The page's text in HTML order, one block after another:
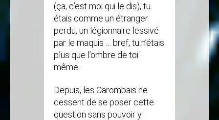
(ça, c’est moi qui le dis), tu
étais comme un étranger
perdu, un légionnaire lessivé
par le maquis … bref, tu n’étais
plus que l’ombre de toi
même.
Depuis, les Carombais ne
cessent de se poser cette
question sans pouvoir y